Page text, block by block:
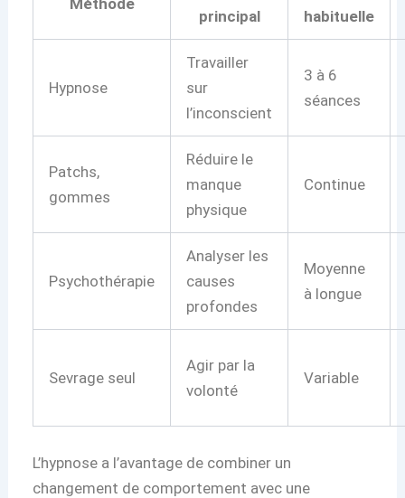
Méthode
principal
habituelle
Hypnose
Travailler
sur
l’inconscient
3 à 6
séances
Patchs,
gommes
Réduire le
manque
physique
Continue
Psychothérapie
Analyser les
causes
profondes
Moyenne
à longue
Sevrage seul
Agir par la
volonté
Variable
L’hypnose a l’avantage de combiner un
changement de comportement avec une